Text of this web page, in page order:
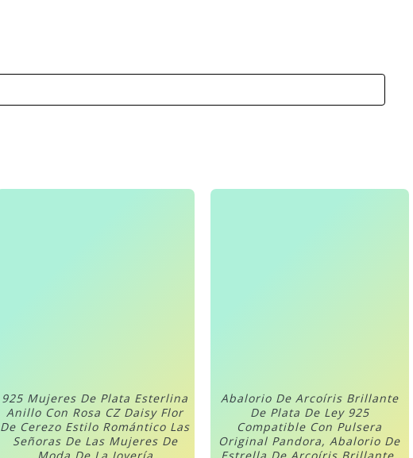
925 Mujeres De Plata Esterlina
Anillo Con Rosa CZ Daisy Flor
De Cerezo Estilo Romántico Las
Señoras De Las Mujeres De
Abalorio De Arcoíris Brillante
De Plata De Ley 925
Compatible Con Pulsera
Original Pandora, Abalorio De